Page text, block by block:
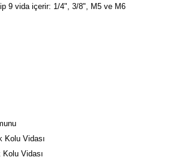
9 vida içerir: 1/4", 3/8", M5 ve M6
Kolu Vidası
Vidası